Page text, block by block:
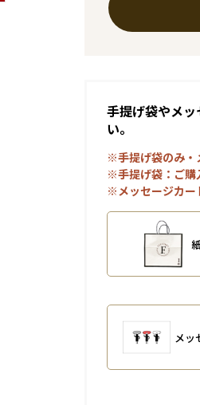
手提げ袋やメ
い。
※手提げ袋のみ・
※手提げ袋：ご購
※メッセージカー
メッ